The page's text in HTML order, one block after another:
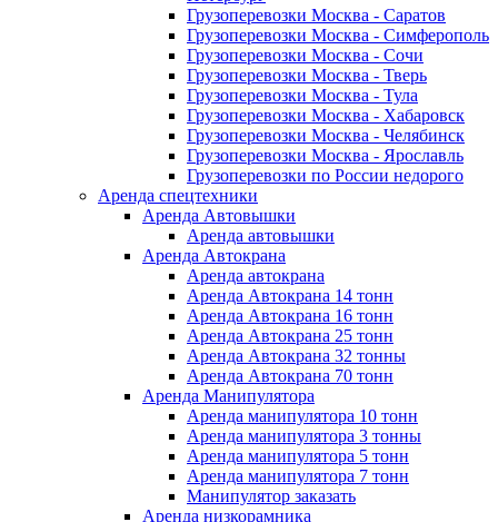
Грузоперевозки Москва - Саратов
Грузоперевозки Москва - Симферополь
Грузоперевозки Москва - Сочи
Грузоперевозки Москва - Тверь
Грузоперевозки Москва - Тула
Грузоперевозки Москва - Хабаровск
Грузоперевозки Москва - Челябинск
Грузоперевозки Москва - Ярославль
Грузоперевозки по России недорого
Аренда спецтехники
Аренда Автовышки
Аренда автовышки
Аренда Автокрана
Аренда автокрана
Аренда Автокрана 14 тонн
Аренда Автокрана 16 тонн
Аренда Автокрана 25 тонн
Аренда Автокрана 32 тонны
Аренда Автокрана 70 тонн
Аренда Манипулятора
Аренда манипулятора 10 тонн
Аренда манипулятора 3 тонны
Аренда манипулятора 5 тонн
Аренда манипулятора 7 тонн
Манипулятор заказать
Аренда низкорамника